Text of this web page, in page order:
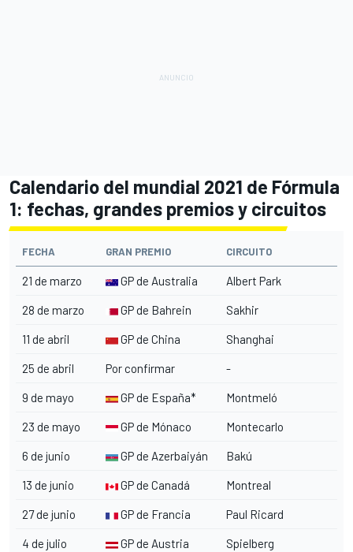
Calendario del mundial 2021 de Fórmula
1: fechas, grandes premios y circuitos
FECHA GRAN PREMIO CIRCUITO
21 de marzo GP de Australia Albert Park
28 de marzo GP de Bahrein Sakhir
11 de abril GP de China Shanghai
25 de abril Por confirmar -
9 de mayo GP de España* Montmeló
23 de mayo GP de Mónaco Montecarlo
6 de junio GP de Azerbaiyán Bakú
13 de junio GP de Canadá Montreal
27 de junio GP de Francia Paul Ricard
4 de julio GP de Austria Spielberg